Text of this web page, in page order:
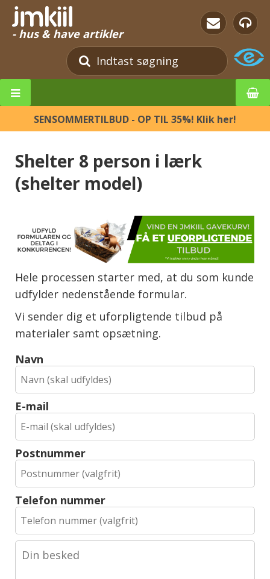
- hus & have artikler
SENSOMMERTILBUD - OP TIL 35%! Klik her!
Shelter 8 person i lærk
(shelter model)
Hele processen starter med, at du som kunde
udfylder nedenstående formular.
Vi sender dig et uforpligtende tilbud på
materialer samt opsætning.
Navn
E-mail
Postnummer
Telefon nummer